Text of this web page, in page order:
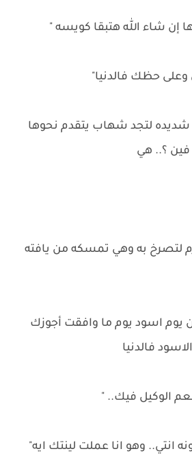
إن شاء الله هتبقا كويسه "
وعلى حظك فالدنيا"
شديده لتجد شهاب يتقدم نحوها
فين ؟.. هي
لتصرخ به وهي تمسكه من يافته
يوم اسود يوم ما وافقت أجوزك
فالدنيا
الوكيل فيك.. "
انتي.. وهو انا عملت لينتك ايه"